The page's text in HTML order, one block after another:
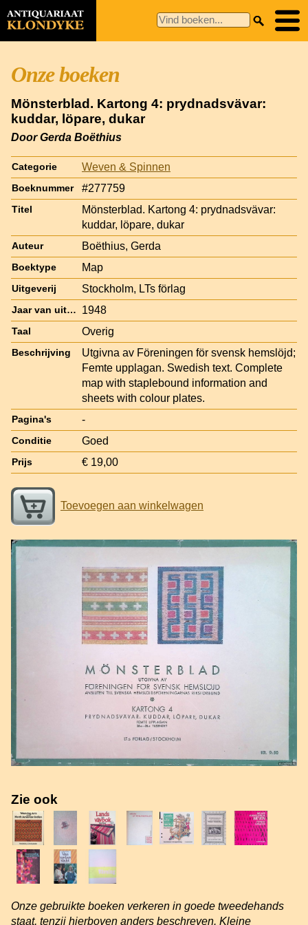
Onze boeken
Mönsterblad. Kartong 4: prydnadsvävar:
kuddar, löpare, dukar
Door Gerda Boëthius
Categorie Weven & Spinnen
Boeknummer #277759
Titel
Mönsterblad. Kartong 4: prydnadsvävar:
kuddar, löpare, dukar
Auteur Boëthius, Gerda
Boektype Map
Uitgeverij Stockholm, LTs förlag
Jaar van uitgave 1948
Taal Overig
Beschrijving
Utgivna av Föreningen för svensk hemslöjd;
Femte upplagan. Swedish text. Complete
map with staplebound information and
sheets with colour plates.
Pagina's -
Conditie Goed
Prijs € 19,00
Toevoegen aan winkelwagen
Zie ook
Onze gebruikte boeken verkeren in goede tweedehands
staat, tenzij hierboven anders beschreven. Kleine